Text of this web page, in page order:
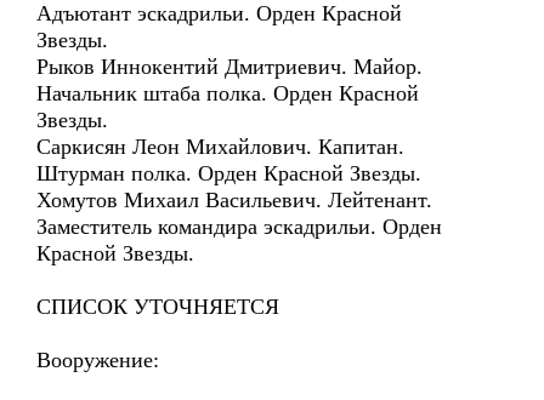
Адъютант эскадрильи. Орден Красной
Звезды.
Рыков Иннокентий Дмитриевич. Майор.
Начальник штаба полка. Орден Красной
Звезды.
Саркисян Леон Михайлович. Капитан.
Штурман полка. Орден Красной Звезды.
Хомутов Михаил Васильевич. Лейтенант.
Заместитель командира эскадрильи. Орден
Красной Звезды.
СПИСОК УТОЧНЯЕТСЯ
Вооружение: